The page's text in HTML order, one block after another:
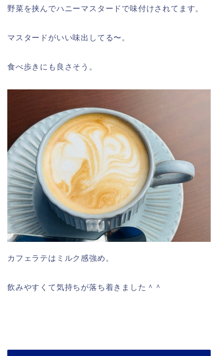
野菜を挟んでハニーマスタードで味付けされてます。
マスタードがいい味出してる〜。
食べ歩きにも良さそう。
カフェラテはミルク感強め。
飲みやすくて気持ちが落ち着きました＾＾